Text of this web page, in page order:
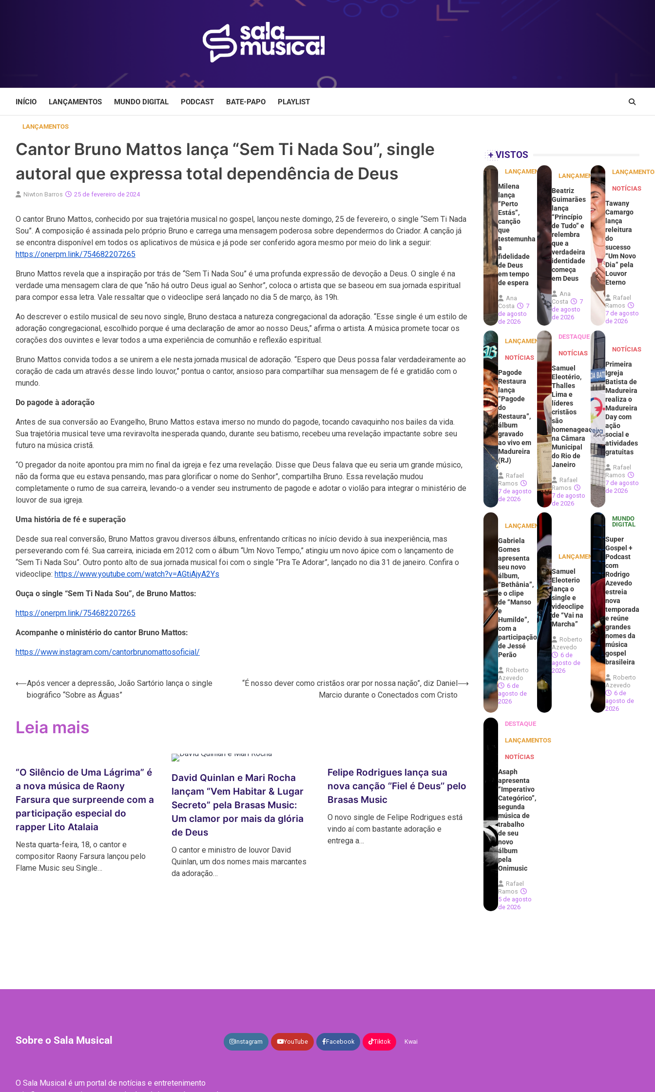
INÍCIO LANÇAMENTOS MUNDO DIGITAL PODCAST BATE-PAPO PLAYLIST
LANÇAMENTOS
Cantor Bruno Mattos lança “Sem Ti Nada Sou”, single
autoral que expressa total dependência de Deus
Niwton Barros 25 de fevereiro de 2024
O cantor Bruno Mattos, conhecido por sua trajetória musical no gospel, lançou neste domingo, 25 de fevereiro, o single “Sem Ti Nada
Sou”. A composição é assinada pelo próprio Bruno e carrega uma mensagem poderosa sobre dependermos do Criador. A canção já
se encontra disponível em todos os aplicativos de música e já pode ser conferido agora mesmo por meio do link a seguir:
https://onerpm.link/754682207265
Bruno Mattos revela que a inspiração por trás de “Sem Ti Nada Sou” é uma profunda expressão de devoção a Deus. O single é na
verdade uma mensagem clara de que “não há outro Deus igual ao Senhor”, coloca o artista que se baseou em sua jornada espiritual
para compor essa letra. Vale ressaltar que o videoclipe será lançado no dia 5 de março, às 19h.
Ao descrever o estilo musical de seu novo single, Bruno destaca a natureza congregacional da adoração. “Esse single é um estilo de
adoração congregacional, escolhido porque é uma declaração de amor ao nosso Deus,” afirma o artista. A música promete tocar os
corações dos ouvintes e levar todos a uma experiência de comunhão e reflexão espiritual.
Bruno Mattos convida todos a se unirem a ele nesta jornada musical de adoração. “Espero que Deus possa falar verdadeiramente ao
coração de cada um através desse lindo louvor,” pontua o cantor, ansioso para compartilhar sua mensagem de fé e gratidão com o
mundo.
Do pagode à adoração
Antes de sua conversão ao Evangelho, Bruno Mattos estava imerso no mundo do pagode, tocando cavaquinho nos bailes da vida.
Sua trajetória musical teve uma reviravolta inesperada quando, durante seu batismo, recebeu uma revelação impactante sobre seu
futuro na música cristã.
“O pregador da noite apontou pra mim no final da igreja e fez uma revelação. Disse que Deus falava que eu seria um grande músico,
não da forma que eu estava pensando, mas para glorificar o nome do Senhor”, compartilha Bruno. Essa revelação mudou
completamente o rumo de sua carreira, levando-o a vender seu instrumento de pagode e adotar o violão para integrar o ministério de
louvor de sua igreja.
Uma história de fé e superação
Desde sua real conversão, Bruno Mattos gravou diversos álbuns, enfrentando críticas no início devido à sua inexperiência, mas
perseverando com fé. Sua carreira, iniciada em 2012 com o álbum “Um Novo Tempo,” atingiu um novo ápice com o lançamento de
“Sem Ti Nada Sou”. Outro ponto alto de sua jornada musical foi com o single “Pra Te Adorar”, lançado no dia 31 de janeiro. Confira o
videoclipe: https://www.youtube.com/watch?v=AGtiAjyA2Ys
Ouça o single “Sem Ti Nada Sou”, de Bruno Mattos:
https://onerpm.link/754682207265
Acompanhe o ministério do cantor Bruno Mattos:
https://www.instagram.com/cantorbrunomattosoficial/
Navegação
⟵Após vencer a depressão, João Sartório lança o single
biográfico “Sobre as Águas”
“É nosso dever como cristãos orar por nossa nação”, diz Daniel
Marcio durante o Conectados com Cristo
⟶
Leia mais
“O Silêncio de Uma Lágrima” é
a nova música de Raony
Farsura que surpreende com a
participação especial do
rapper Lito Atalaia
Nesta quarta-feira, 18, o cantor e
compositor Raony Farsura lançou pelo
Flame Music seu Single…
David Quinlan e Mari Rocha
lançam “Vem Habitar & Lugar
Secreto” pela Brasas Music:
Um clamor por mais da glória
de Deus
O cantor e ministro de louvor David
Quinlan, um dos nomes mais marcantes
da adoração…
Felipe Rodrigues lança sua
nova canção ‘’Fiel é Deus’’ pelo
Brasas Music
O novo single de Felipe Rodrigues está
vindo aí com bastante adoração e
entrega a…
+ VISTOS
LANÇAMENTOS
Milena
lança
“Perto
Estás”,
canção
que
testemunha
a
fidelidade
de Deus
em tempo
de espera
Ana
Costa
7
de agosto
de 2026
LANÇAMENTOS
Beatriz
Guimarães
lança
“Princípio
de Tudo” e
relembra
que a
verdadeira
identidade
começa
em Deus
Ana
Costa
7
de agosto
de 2026
NOTÍCIAS
Tawany
Camargo
lança
releitura
do
sucesso
“Um Novo
Dia” pela
Louvor
Eterno
Rafael
Ramos
7 de agosto
de 2026
LANÇAMENTOS
NOTÍCIAS
Pagode
Restaura
lança
“Pagode
do
Restaura”,
álbum
gravado
ao vivo em
Madureira
(RJ)
Rafael
Ramos
7 de agosto
de 2026
DESTAQUE
NOTÍCIAS
Samuel
Eleotério,
Thalles
Lima e
líderes
cristãos
são
homenageados
na Câmara
Municipal
do Rio de
Janeiro
Rafael
Ramos
7 de agosto
de 2026
NOTÍCIAS
Primeira
Igreja
Batista de
Madureira
realiza o
Madureira
Day com
ação
social e
atividades
gratuitas
Rafael
Ramos
7 de agosto
de 2026
LANÇAMENTOS
Gabriela
Gomes
apresenta
seu novo
álbum,
“Bethânia”,
e o clipe
de “Manso
e
Humilde”,
com a
participação
de Jessé
Perão
Roberto
Azevedo
6 de
agosto de
2026
LANÇAMENTOS
Samuel
Eleoterio
lança o
single e
videoclipe
de “Vai na
Marcha”
Roberto
Azevedo
6 de
agosto de
2026
MUNDO
DIGITAL
Super
Gospel +
Podcast
com
Rodrigo
Azevedo
estreia
nova
temporada
e reúne
grandes
nomes da
música
gospel
brasileira
Roberto
Azevedo
6 de
agosto de
2026
DESTAQUE
LANÇAMENTOS
NOTÍCIAS
Asaph
apresenta
“Imperativo
Categórico”,
segunda
música de
trabalho
de seu
novo
álbum
pela
Onimusic
Rafael
Ramos
5 de agosto
de 2026
Sobre o Sala Musical
O Sala Musical é um portal de notícias e entretenimento
Instagram YouTube Facebook Tiktok Kwai